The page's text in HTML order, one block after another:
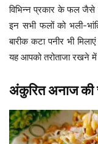
विभिन्न प्रकार के फल जैसे
इन सभी फलों को भली-
बारीक कटा पनीर भी
यह आपको तरोताजा रखने में
अंकुरित अनाज की